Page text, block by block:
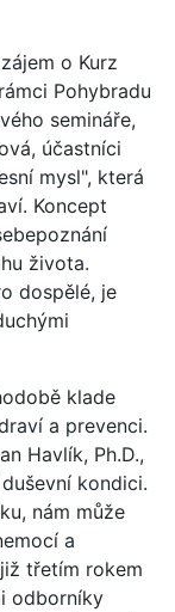
o Kurz
Pohybradu
semináře,
účastníci
mysl", která
Koncept
života.
dospělé, je
klade
a prevenci.
Havlík, Ph.D.,
kondici.
nám může
a
třetím rokem
odborníky